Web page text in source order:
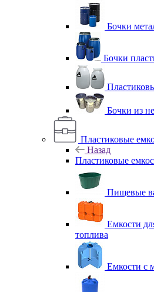
Бочки
Бочки
Бочки из
Пластиковые
Назад
Пластиковые
Пищевые
Емкости
топлива
Емкости с